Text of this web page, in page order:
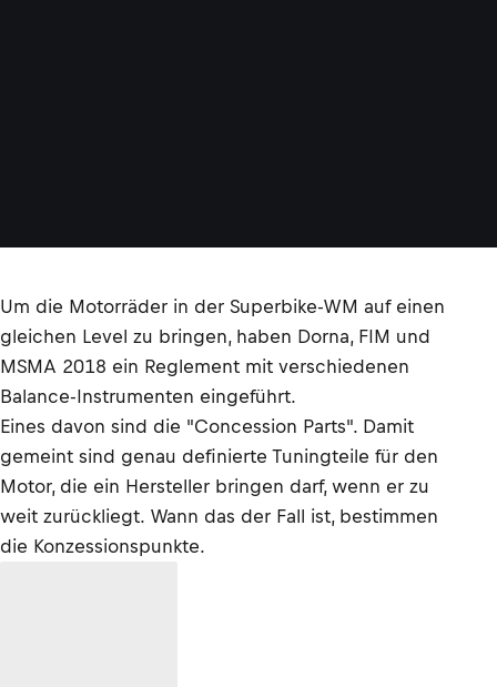
Um die Motorräder in der Superbike-WM auf einen
gleichen Level zu bringen, haben Dorna, FIM und
MSMA 2018 ein Reglement mit verschiedenen
Balance-Instrumenten eingeführt.
Eines davon sind die "Concession Parts". Damit
gemeint sind genau definierte Tuningteile für den
Motor, die ein Hersteller bringen darf, wenn er zu
weit zurückliegt. Wann das der Fall ist, bestimmen
die Konzessionspunkte.